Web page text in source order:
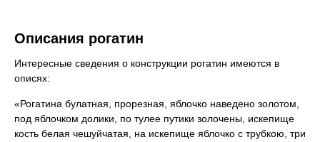
Описания рогатин
Интересные сведения о конструкции рогатин имеются в
описях:
«Рогатина булатная, прорезная, яблочко наведено золотом,
под яблочком долики, по тулее путики золочены, искепище
кость белая чешуйчатая, на искепище яблочко с трубкою, три